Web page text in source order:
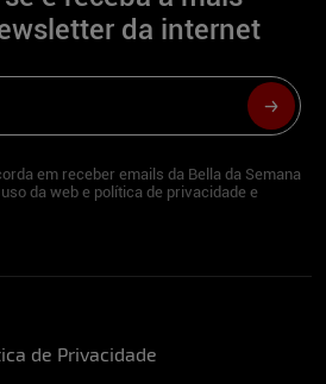
de Privacidade
da internet
em receber emails da Bella da Semana
da web e política de privacidade e